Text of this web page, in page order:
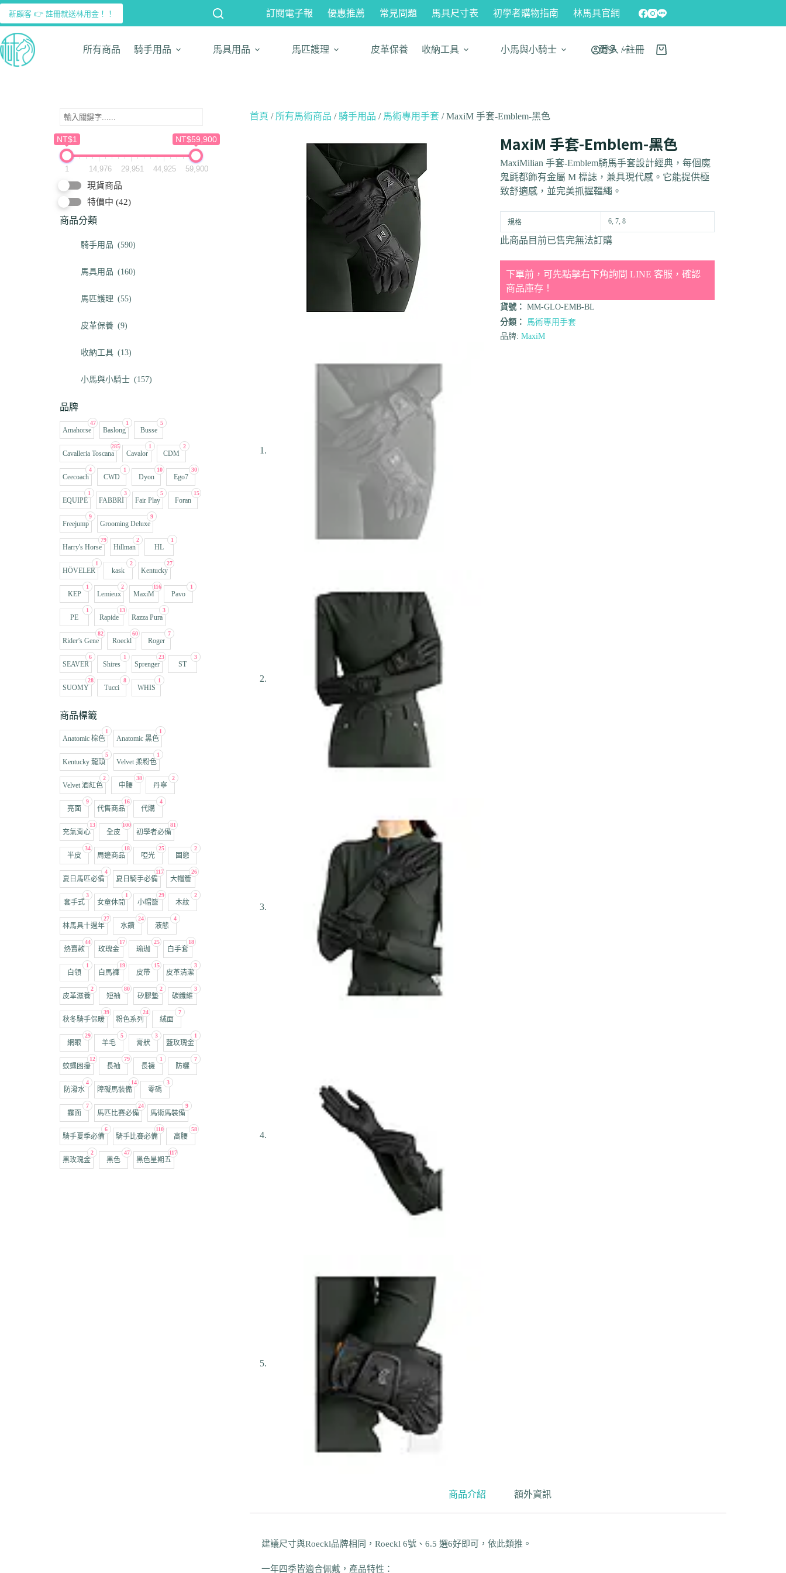
新顧客 👉 註冊就送林用金！！ 訂閱電子報 優惠推薦 常見問題 馬具尺寸表 初學者購物指南 林馬具官網
所有商品 騎手用品 馬具用品 馬匹護理 皮革保養 收納工具 小馬與小騎士 更多
登入 / 註冊
NT$1 NT$59,900
1 14,976 29,951 44,925 59,900
現貨商品
特價中 (42)
商品分類
騎手用品 (590)
馬具用品 (160)
馬匹護理 (55)
皮革保養 (9)
收納工具 (13)
小馬與小騎士 (157)
品牌
47
Amahorse
1
Baslong
5
Busse
285
Cavalleria Toscana
1
Cavalor
2
CDM
4
Ceecoach
1
CWD
10
Dyon
30
Ego7
1
EQUIPE
3
FABBRI
5
Fair Play
15
Foran
9
Freejump
9
Grooming Deluxe
79
Harry's Horse
2
Hillman
1
HL
1
HÖVELER
2
kask
27
Kentucky
1
KEP
2
Lemieux
116
MaxiM
1
Pavo
1
PE
13
Rapide
3
Razza Pura
82
Rider’s Gene
60
Roeckl
7
Roger
6
SEAVER
1
Shires
23
Sprenger
3
ST
28
SUOMY
8
Tucci
1
WHIS
商品標籤
1
Anatomic 棕色
1
Anatomic 黑色
5
Kentucky 龍頭
1
Velvet 柔粉色
2
Velvet 酒紅色
38
中腰
2
丹寧
9
亮面
16
代售商品
4
代購
13
充氣背心
100
全皮
81
初學者必備
34
半皮
18
周邊商品
25
啞光
2
固態
4
夏日馬匹必備
117
夏日騎手必備
26
大帽簷
3
套手式
1
女童休閒
29
小帽簷
2
木紋
27
林馬具十週年
24
水鑽
4
液態
44
熱賣款
17
玫瑰金
25
瑜珈
18
白手套
1
白領
19
白馬褲
15
皮帶
3
皮革清潔
2
皮革滋養
80
短袖
2
矽膠墊
3
碳纖維
39
秋冬騎手保暖
24
粉色系列
7
絨面
29
網眼
5
羊毛
3
膏狀
1
藍玫瑰金
12
蚊蠅困擾
79
長袖
1
長襪
7
防曬
4
防潑水
14
障礙馬裝備
3
零碼
7
霧面
24
馬匹比賽必備
9
馬術馬裝備
6
騎手夏季必備
110
騎手比賽必備
58
高腰
2
黑玫瑰金
47
黑色
117
黑色星期五
首頁 / 所有馬術商品 / 騎手用品 / 馬術專用手套 / MaxiM 手套-Emblem-黑色
MaxiM 手套-Emblem-黑色
MaxiMilian 手套-Emblem騎馬手套設計經典，每個魔
鬼氈都飾有金屬 M 標誌，兼具現代感。它能提供極
致舒適感，並完美抓握韁繩。
規格 6, 7, 8
此商品目前已售完無法訂購
下單前，可先點擊右下角詢問 LINE 客服，確認
商品庫存！
貨號： MM-GLO-EMB-BL
分類：
馬術專用手套
品牌: MaxiM
商品介紹 額外資訊
建議尺寸與Roeckl品牌相同，Roeckl 6號、6.5 選6好即可，依此類推。
一年四季皆適合佩戴，產品特性：